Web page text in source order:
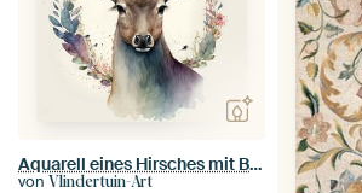
Aquarell eines Hirsches mit Blumen im Geweih
von Vlindertuin-Art